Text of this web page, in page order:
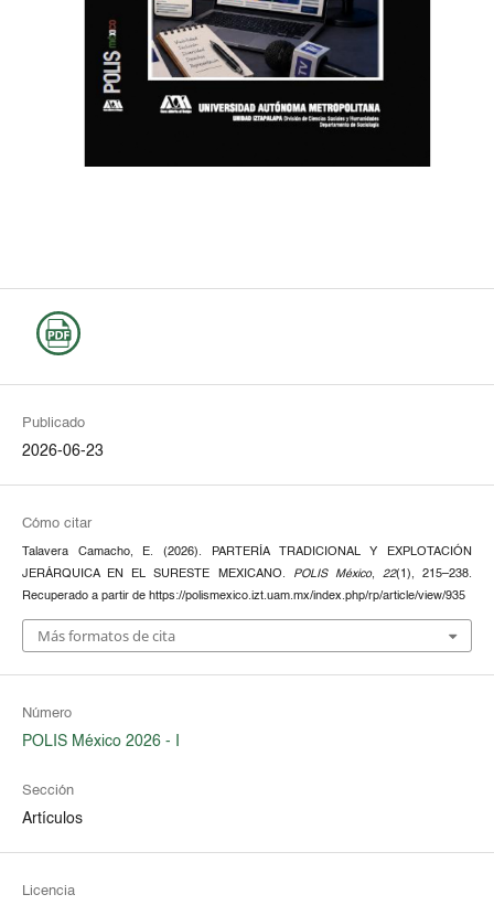
Publicado
2026-06-23
Cómo citar
Talavera Camacho, E. (2026). PARTERÍA TRADICIONAL Y EXPLOTACIÓN
JERÁRQUICA EN EL SURESTE MEXICANO.
POLIS México, 22(1), 215–238.
Recuperado a partir de https://polismexico.izt.uam.mx/index.php/rp/article/view/935
Más formatos de cita
Número
POLIS México 2026 - I
Sección
Artículos
Licencia